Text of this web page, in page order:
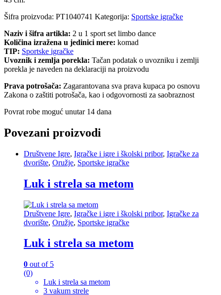
Šifra proizvoda: PT1040741 Kategorija: Sportske igračke
Naziv i šifra artikla: 2 u 1 sport set limbo dance
Količina izražena u jedinici mere: komad
TIP: Sportske igračke
Uvoznik i zemlja porekla: Tačan podatak o uvozniku i zemlji
porekla je naveden na deklaraciji na proizvodu
Prava potrošača: Zagarantovana sva prava kupaca po osnovu
Zakona o zaštiti potrošača, kao i odgovornosti za saobraznost
Povrat robe moguć unutar 14 dana
Povezani proizvodi
Društvene Igre, Igračke i igre i školski pribor, ‎Igračke za
dvorište, Oružje, Sportske igračke
Luk i strela sa metom
Društvene Igre, Igračke i igre i školski pribor, ‎Igračke za
dvorište, Oružje, Sportske igračke
Luk i strela sa metom
0 out of 5
(0)
Luk i strela sa metom
3 vakum strele